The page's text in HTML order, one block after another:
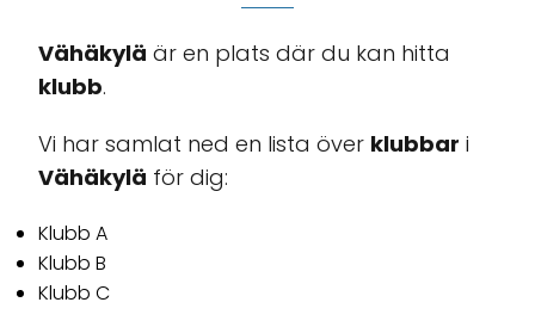
Vähäkylä är en plats där du kan hitta
klubb.
Vi har samlat ned en lista över klubbar i
Vähäkylä för dig:
Klubb A
Klubb B
Klubb C